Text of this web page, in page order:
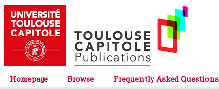
Homepage Browse
Frequently Asked Questions